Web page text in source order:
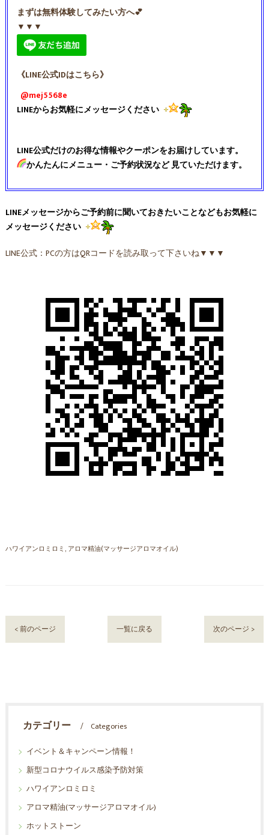
まずは無料体験してみたい方へ💕
▼▼▼
《LINE公式IDはこちら》
@mej5568e
LINEからお気軽にメッセージください
LINE公式だけのお得な情報やクーポンをお届けしています。
かんたんにメニュー・ご予約状況など 見ていただけます。
LINEメッセージからご予約前に聞いておきたいことなどもお気軽に
メッセージください
LINE公式：PCの方はQRコードを読み取って下さいね▼▼▼
ハワイアンロミロミ アロマ精油(マッサージアロマオイル)
< 前のページ 一覧に戻る 次のページ >
カテゴリー
Categories
イベント＆キャンペーン情報！
新型コロナウイルス感染予防対策
ハワイアンロミロミ
アロマ精油(マッサージアロマオイル)
ホットストーン